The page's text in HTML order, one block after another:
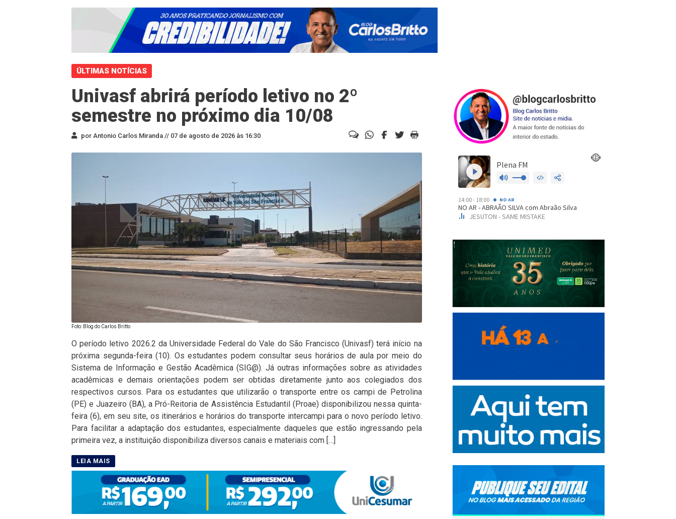
ÚLTIMAS NOTÍCIAS
Univasf abrirá período letivo no 2º
semestre no próximo dia 10/08
por Antonio Carlos Miranda // 07 de agosto de 2026 às 16:30
Foto: Blog do Carlos Britto
O período letivo 2026.2 da Universidade Federal do Vale do São Francisco (Univasf) terá início na
próxima segunda-feira (10). Os estudantes podem consultar seus horários de aula por meio do
Sistema de Informação e Gestão Acadêmica (SIG@). Já outras informações sobre as atividades
acadêmicas e demais orientações podem ser obtidas diretamente junto aos colegiados dos
respectivos cursos. Para os estudantes que utilizarão o transporte entre os campi de Petrolina
(PE) e Juazeiro (BA), a Pró-Reitoria de Assistência Estudantil (Proae) disponibilizou nessa quinta-
feira (6), em seu site, os itinerários e horários do transporte intercampi para o novo período letivo.
Para facilitar a adaptação dos estudantes, especialmente daqueles que estão ingressando pela
primeira vez, a instituição disponibiliza diversos canais e materiais com […]